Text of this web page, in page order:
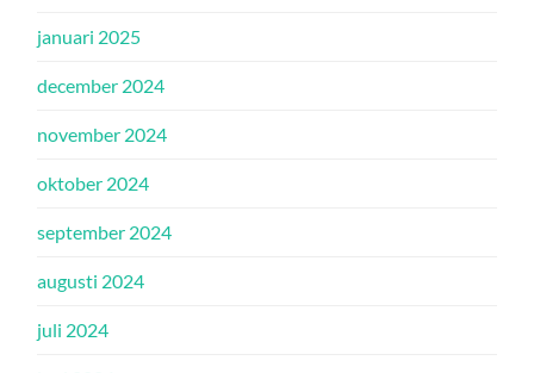
januari 2025
december 2024
november 2024
oktober 2024
september 2024
augusti 2024
juli 2024